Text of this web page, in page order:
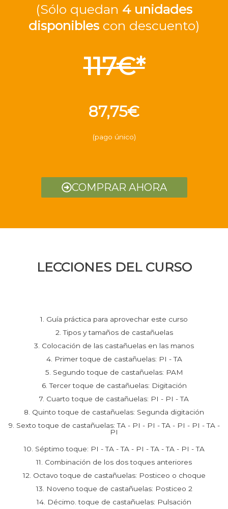
(Sólo quedan 4 unidades
disponibles con descuento)
117€*
87,75€
(pago único)
COMPRAR AHORA
LECCIONES DEL CURSO
1. Guía práctica para aprovechar este curso
2. Tipos y tamaños de castañuelas
3. Colocación de las castañuelas en las manos
4. Primer toque de castañuelas: PI - TA
5. Segundo toque de castañuelas: PAM
6. Tercer toque de castañuelas: Digitación
7. Cuarto toque de castañuelas: PI - PI - TA
8. Quinto toque de castañuelas: Segunda digitación
9. Sexto toque de castañuelas: TA - PI - PI - TA - PI - PI - TA -
PI
10. Séptimo toque: PI - TA - TA - PI - TA - TA - PI - TA
11. Combinación de los dos toques anteriores
12. Octavo toque de castañuelas: Posticeo o choque
13. Noveno toque de castañuelas: Posticeo 2
14. Décimo. toque de castañuelas: Pulsación